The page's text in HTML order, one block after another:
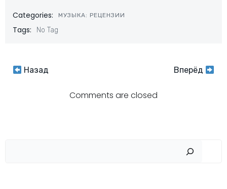
Categories: МУЗЫКА: РЕЦЕНЗИИ
Tags: No Tag
Навигация
Назад
Навигация
по
Вперёд
Comments are closed